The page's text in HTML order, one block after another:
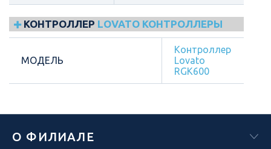
КОНТРОЛЛЕР LOVATO КОНТРОЛЛЕРЫ
МОДЕЛЬ
Контроллер
Lovato
RGK600
О ФИЛИАЛЕ